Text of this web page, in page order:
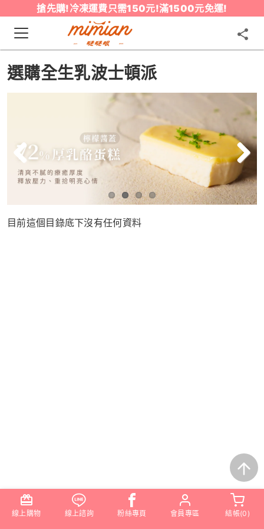
搶先購!冷凍運費只需150元!滿1500元免運!
選購全生乳波士頓派
Previous Next
目前這個目錄底下沒有任何資料
線上購物 線上諮詢 粉絲專頁 會員專區 結帳(0 )